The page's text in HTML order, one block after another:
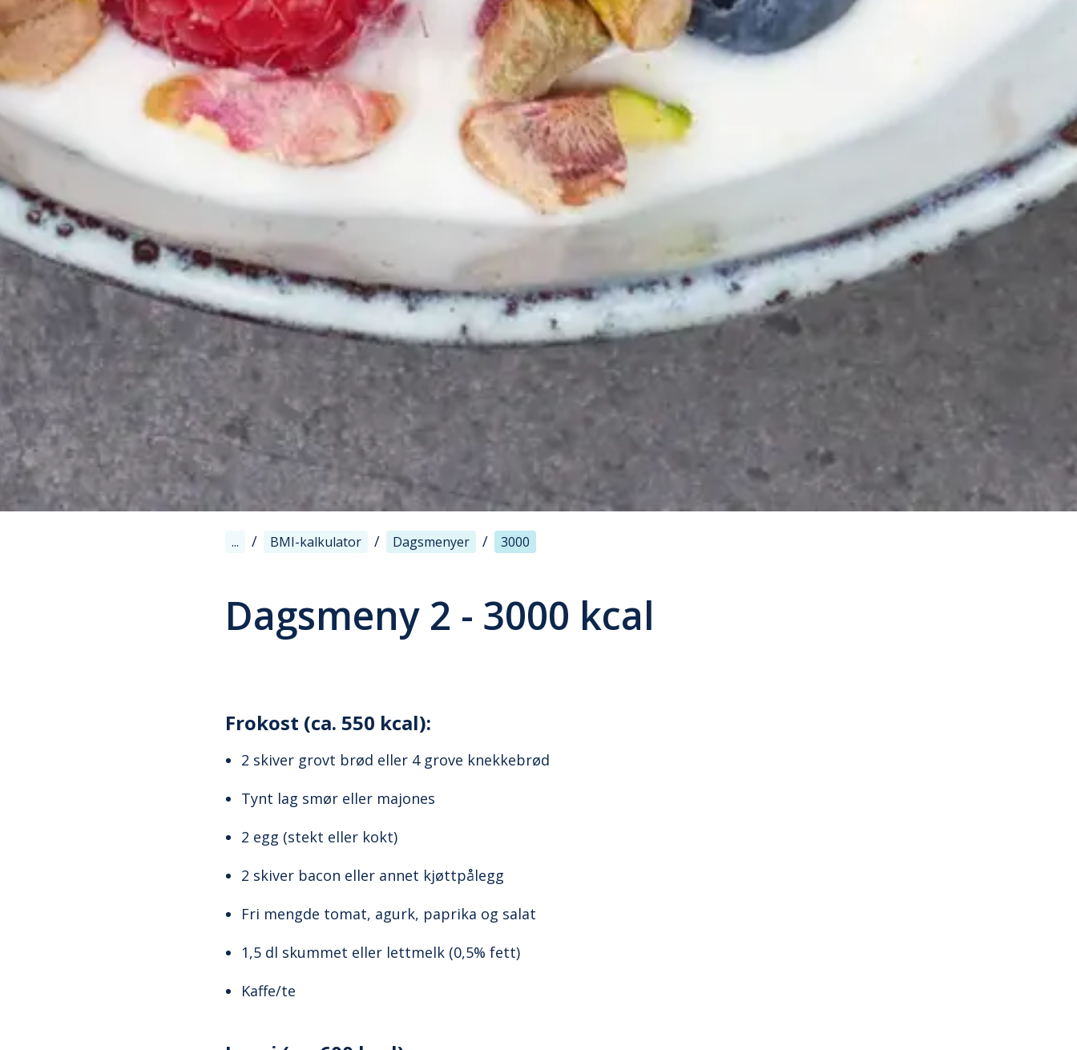
... / BMI-kalkulator / Dagsmenyer / 3000
Dagsmeny 2 - 3000 kcal
Frokost (ca. 550 kcal):
2 skiver grovt brød eller 4 grove knekkebrød
Tynt lag smør eller majones
2 egg (stekt eller kokt)
2 skiver bacon eller annet kjøttpålegg
Fri mengde tomat, agurk, paprika og salat
1,5 dl skummet eller lettmelk (0,5% fett)
Kaffe/te